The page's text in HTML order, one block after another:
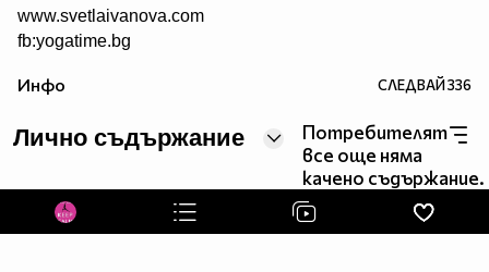
www.svetlaivanova.com
fb:yogatime.bg
Инфо СЛЕДВАЙ336
Лично съдържание
Потребителят
все още няма
качено съдържание.